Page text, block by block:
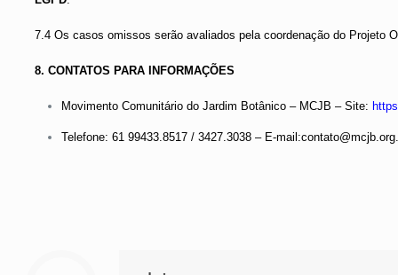
7.4 Os casos omissos serão avaliados pela coordenação do Projeto
8. CONTATOS PARA INFORMAÇÕES
Movimento Comunitário do Jardim Botânico – MCJB – Site:
Telefone: 61 99433.8517 / 3427.3038 – E-